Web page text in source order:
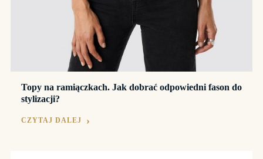
Topy na ramiączkach. Jak dobrać odpowiedni fason do
stylizacji?
CZYTAJ DALEJ